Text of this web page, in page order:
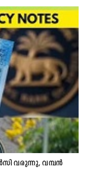
വരുന്നു, വമ്പൻ